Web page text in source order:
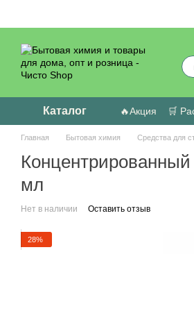
Каталог 🔥Акция 🛒
Главная Бытовая химия Средства для
мл
Нет в наличии Оставить отзыв
28%